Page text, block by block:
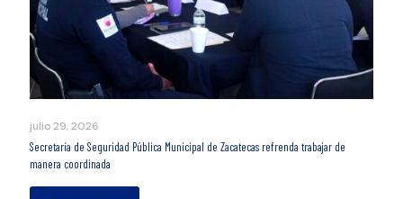
julio 29, 2026
Secretaría de Seguridad Pública Municipal de Zacatecas refrenda trabajar de
manera coordinada